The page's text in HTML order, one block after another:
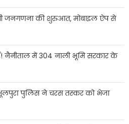
जनगणना की शुरुआत, मोबाइल ऐप से
नैनीताल में 304 नाली भूमि सरकार के
पुलिस ने चरस तस्कर को भेजा